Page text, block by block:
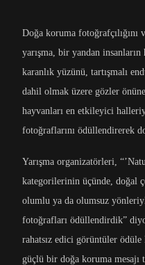
Doğa koruma
yarışma, bir yandan
karanlık yüzünü, tartışmalı
dahil olmak üzere gözler
hayvanları en etkileyici
fotoğraflarını ödüllendirerek
Yarışma organizatörleri,
kategorilerinin üçünde, doğal
olumlu ya da olumsuz
fotoğrafları ödüllendirdik”
rahatsız edici görüntüler ödüle
güçlü bir doğa koruma mesajı